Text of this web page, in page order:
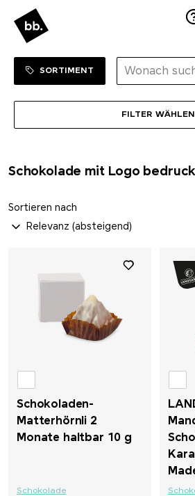
ZUM SHOP
SORTIMENT
Schokolade mit Logo
FILTER WÄHLEN
Sortieren nach
Schokoladen-
Matterhörnli 2
Monate haltbar 10 g
Schokolade